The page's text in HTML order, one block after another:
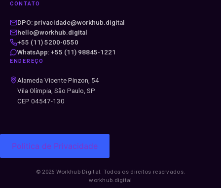
CONTATO
DPO: privacidade@workhub.digital
hello@workhub.digital
+55 (11) 5200-0550
WhatsApp: +55 (11) 98845-1221
ENDEREÇO
Alameda Vicente Pinzon, 54
Vila Olímpia, São Paulo, SP
CEP 04547-130
Politica de Privacidade
© 2026 Workhub Digital. Todos os direitos reservados.
workhub.digital